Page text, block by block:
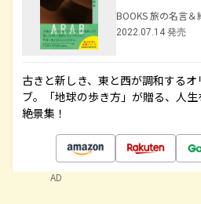
BOOKS 旅の名言＆
2022.07.14 発売
古きと新しき、東と西が調和する
ブ。「地球の歩き方」が贈る、人
絶景集！
AD